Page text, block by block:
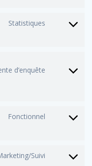
Statistiques
Consent
analytics
d’enquête
Consent
cookie-
Fonctionnel
Consent
Suivi
Consent